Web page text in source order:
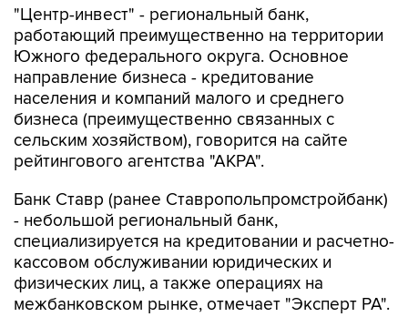
"Центр-инвест" - региональный банк,
работающий преимущественно на территории
Южного федерального округа. Основное
направление бизнеса - кредитование
населения и компаний малого и среднего
бизнеса (преимущественно связанных с
сельским хозяйством), говорится на сайте
рейтингового агентства "АКРА".
Банк Ставр (ранее Ставропольпромстройбанк)
- небольшой региональный банк,
специализируется на кредитовании и расчетно-
кассовом обслуживании юридических и
физических лиц, а также операциях на
межбанковском рынке, отмечает "Эксперт РА".